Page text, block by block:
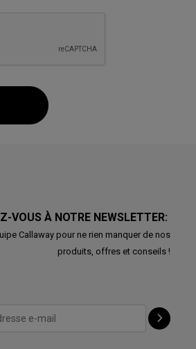
VOUS À NOTRE NEWSLETTER:
Callaway pour ne rien manquer de nos
produits, offres et conseils !